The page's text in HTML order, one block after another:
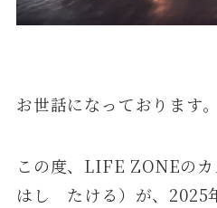
お世話になっております
この度、LIFE ZONEの
はし たける）が、2025